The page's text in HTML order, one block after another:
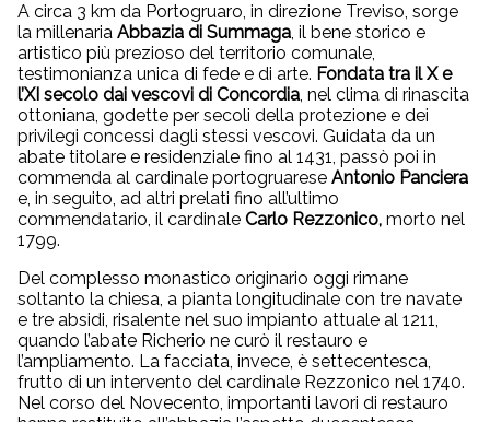
A circa 3 km da Portogruaro, in direzione Treviso, sorge
la millenaria Abbazia di Summaga, il bene storico e
artistico più prezioso del territorio comunale,
testimonianza unica di fede e di arte. Fondata tra il X e
l’XI secolo dai vescovi di Concordia, nel clima di rinascita
ottoniana, godette per secoli della protezione e dei
privilegi concessi dagli stessi vescovi. Guidata da un
abate titolare e residenziale fino al 1431, passò poi in
commenda al cardinale portogruarese Antonio Panciera
e, in seguito, ad altri prelati fino all’ultimo
commendatario, il cardinale Carlo Rezzonico, morto nel
1799.
Del complesso monastico originario oggi rimane
soltanto la chiesa, a pianta longitudinale con tre navate
e tre absidi, risalente nel suo impianto attuale al 1211,
quando l’abate Richerio ne curò il restauro e
l’ampliamento. La facciata, invece, è settecentesca,
frutto di un intervento del cardinale Rezzonico nel 1740.
Nel corso del Novecento, importanti lavori di restauro